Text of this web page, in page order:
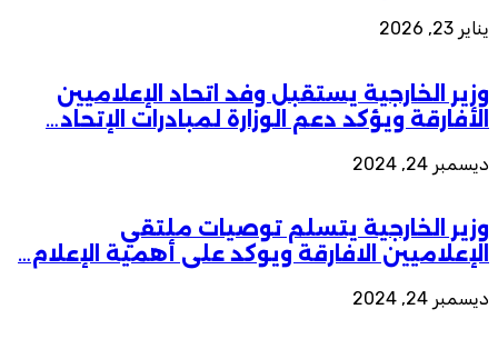
يناير 23, 2026
وزير الخارجية يستقبل وفد اتحاد الإعلاميين
الأفارقة ويؤكد دعم الوزارة لمبادرات الإتحاد…
ديسمبر 24, 2024
وزير الخارجية يتسلم توصيات ملتقي
الإعلاميين الافارقة ويوكد على أهمية الإعلام…
ديسمبر 24, 2024